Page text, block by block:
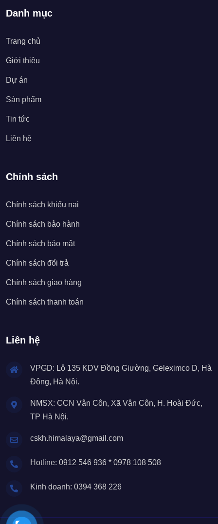
Danh mục
Trang chủ
Giới thiệu
Dự án
Sản phẩm
Tin tức
Liên hệ
Chính sách
Chính sách khiếu nại
Chính sách bảo hành
Chính sách bảo mật
Chính sách đổi trả
Chính sách giao hàng
Chính sách thanh toán
Liên hệ
VPGD: Lô 135 KDV Đồng Giường, Geleximco D, Hà
Đông, Hà Nội.
NMSX: CCN Vân Côn, Xã Vân Côn, H. Hoài Đức,
TP Hà Nội.
cskh.himalaya@gmail.com
Hotline: 0912 546 936 * 0978 108 508
Kinh doanh: 0394 368 226